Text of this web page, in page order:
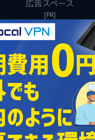
広告スペース
[PR]